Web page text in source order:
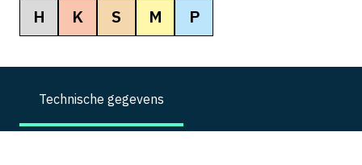
H K S M P
Technische gegevens